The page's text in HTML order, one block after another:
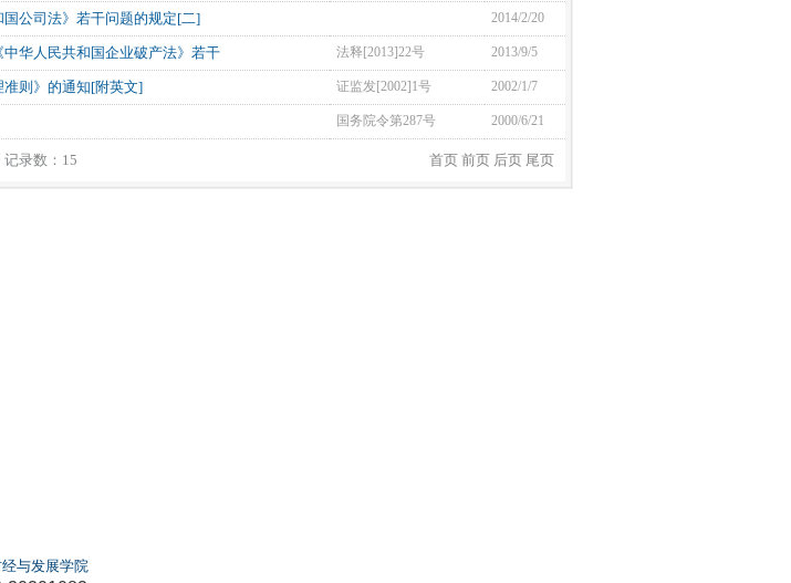
公司法》若干问题的规定[二] 2014/2/20
华人民共和国企业破产法》若干 法释[2013]22号 2013/9/5
则》的通知[附英文] 证监发[2002]1号 2002/1/7
国务院令第287号 2000/6/21
录数：15 首页 前页 后页 尾页
与发展学院